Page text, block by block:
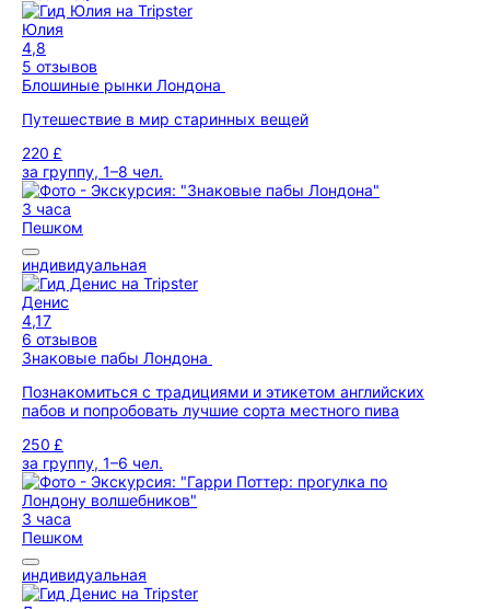
Юлия
4,8
5 отзывов
Блошиные рынки Лондона
Путешествие в мир старинных вещей
220 £
за группу, 1–8 чел.
3 часа
Пешком
индивидуальная
Денис
4,17
6 отзывов
Знаковые пабы Лондона
Познакомиться с традициями и этикетом английских
пабов и попробовать лучшие сорта местного пива
250 £
за группу, 1–6 чел.
3 часа
Пешком
индивидуальная